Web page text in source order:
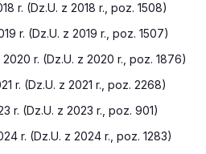
r. (Dz.U. z 2018 r., poz. 1508)
r. (Dz.U. z 2019 r., poz. 1507)
r. (Dz.U. z 2020 r., poz. 1876)
r. (Dz.U. z 2021 r., poz. 2268)
r. (Dz.U. z 2023 r., poz. 901)
r. (Dz.U. z 2024 r., poz. 1283)